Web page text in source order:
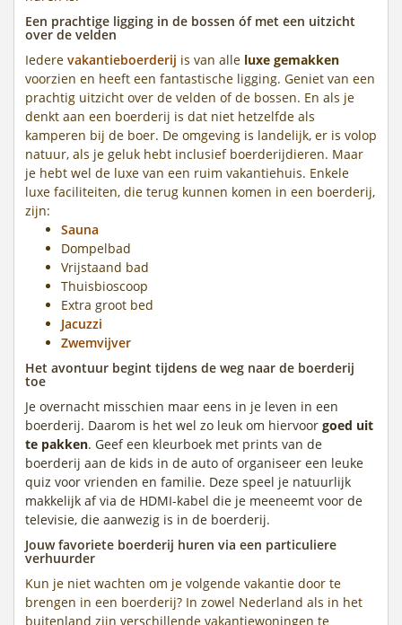
Een prachtige ligging in de bossen óf met een uitzicht
over de velden
Iedere vakantieboerderij is van alle luxe gemakken
voorzien en heeft een fantastische ligging. Geniet van een
prachtig uitzicht over de velden of de bossen. En als je
denkt aan een boerderij is dat niet hetzelfde als
kamperen bij de boer. De omgeving is landelijk, er is volop
natuur, als je geluk hebt inclusief boerderijdieren. Maar
je hebt wel de luxe van een ruim vakantiehuis. Enkele
luxe faciliteiten, die terug kunnen komen in een boerderij,
zijn:
Sauna
Dompelbad
Vrijstaand bad
Thuisbioscoop
Extra groot bed
Jacuzzi
Zwemvijver
Het avontuur begint tijdens de weg naar de boerderij
toe
Je overnacht misschien maar eens in je leven in een
boerderij. Daarom is het wel zo leuk om hiervoor goed uit
te pakken. Geef een kleurboek met prints van de
boerderij aan de kids in de auto of organiseer een leuke
quiz voor vrienden en familie. Deze speel je natuurlijk
makkelijk af via de HDMI-kabel die je meeneemt voor de
televisie, die aanwezig is in de boerderij.
Jouw favoriete boerderij huren via een particuliere
verhuurder
Kun je niet wachten om je volgende vakantie door te
brengen in een boerderij? In zowel Nederland als in het
buitenland zijn verschillende vakantiewoningen te